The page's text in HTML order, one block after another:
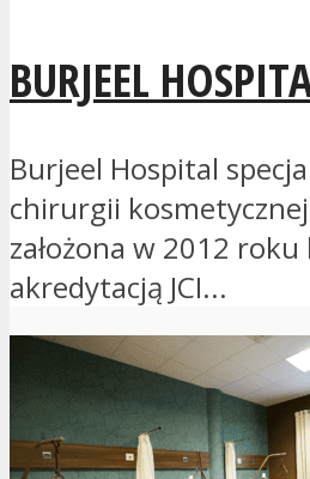
BURJEEL
Burjeel Hospital
chirurgii kosmetycznej
założona w 2012
akredytacją JCI...